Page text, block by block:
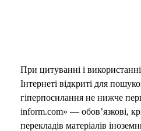
При цитуванні і
Інтернеті відкриті для
гіперпосилання не нижче
inform.com» — обов’язкові,
перекладів матеріалів